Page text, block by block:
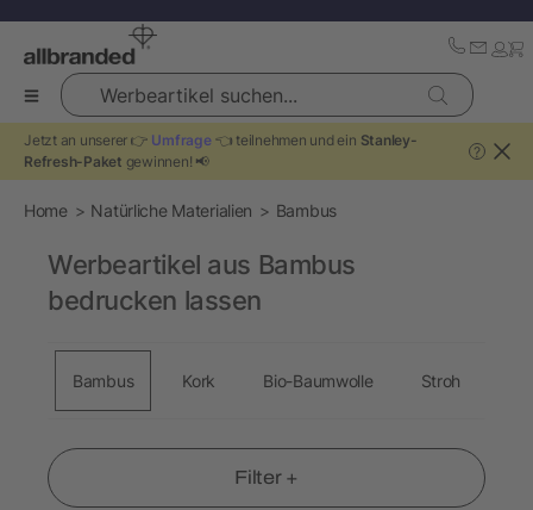
Werbeartikel suchen...
Jetzt an unserer 👉 Umfrage👈 teilnehmen und ein Stanley-
Refresh-Paket gewinnen! 📢
?
Home Natürliche Materialien Bambus
Filter +
Werbeartikel aus Bambus
bedrucken lassen
Bambus Kork Bio-Baumwolle Stroh